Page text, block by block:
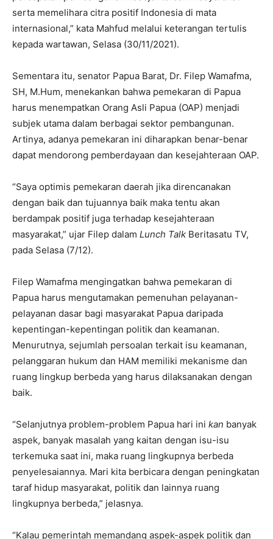
serta memelihara citra positif Indonesia di mata
internasional,” kata Mahfud melalui keterangan tertulis
kepada wartawan, Selasa (30/11/2021).
Sementara itu, senator Papua Barat, Dr. Filep Wamafma,
SH, M.Hum, menekankan bahwa pemekaran di Papua
harus menempatkan Orang Asli Papua (OAP) menjadi
subjek utama dalam berbagai sektor pembangunan.
Artinya, adanya pemekaran ini diharapkan benar-benar
dapat mendorong pemberdayaan dan kesejahteraan OAP.
“Saya optimis pemekaran daerah jika direncanakan
dengan baik dan tujuannya baik maka tentu akan
berdampak positif juga terhadap kesejahteraan
masyarakat,” ujar Filep dalam Lunch Talk Beritasatu TV,
pada Selasa (7/12).
Filep Wamafma mengingatkan bahwa pemekaran di
Papua harus mengutamakan pemenuhan pelayanan-
pelayanan dasar bagi masyarakat Papua daripada
kepentingan-kepentingan politik dan keamanan.
Menurutnya, sejumlah persoalan terkait isu keamanan,
pelanggaran hukum dan HAM memiliki mekanisme dan
ruang lingkup berbeda yang harus dilaksanakan dengan
baik.
“Selanjutnya problem-problem Papua hari ini kan banyak
aspek, banyak masalah yang kaitan dengan isu-isu
terkemuka saat ini, maka ruang lingkupnya berbeda
penyelesaiannya. Mari kita berbicara dengan peningkatan
taraf hidup masyarakat, politik dan lainnya ruang
lingkupnya berbeda,” jelasnya.
“Kalau pemerintah memandang aspek-aspek politik dan